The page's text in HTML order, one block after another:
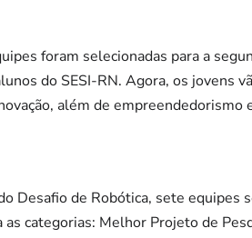
foram selecionadas para a
do SESI-RN. Agora, os jovens
além de empreendedorismo
Desafio de Robótica, sete equipes
as categorias: Melhor Projeto de